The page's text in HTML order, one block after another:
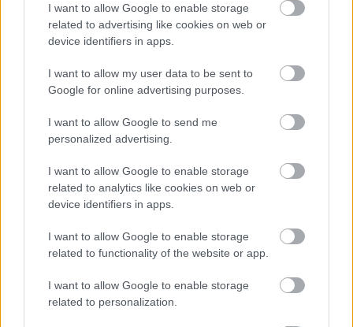
I want to allow Google to enable storage
related to advertising like cookies on web or
device identifiers in apps.
I want to allow my user data to be sent to
Google for online advertising purposes.
I want to allow Google to send me
personalized advertising.
I want to allow Google to enable storage
related to analytics like cookies on web or
device identifiers in apps.
I want to allow Google to enable storage
related to functionality of the website or app.
I want to allow Google to enable storage
related to personalization.
VAGY
Elismert író
"Szó bennszakad, HANG fennakad, / Lehellet
Könyörgöm!!!